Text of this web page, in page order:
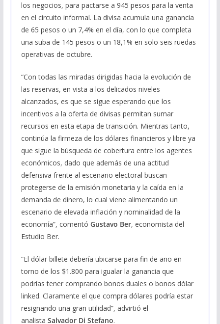
los negocios, para pactarse a 945 pesos para la venta
en el circuito informal. La divisa acumula una ganancia
de 65 pesos o un 7,4% en el día, con lo que completa
una suba de 145 pesos o un 18,1% en solo seis ruedas
operativas de octubre.
“Con todas las miradas dirigidas hacia la evolución de
las reservas, en vista a los delicados niveles
alcanzados, es que se sigue esperando que los
incentivos a la oferta de divisas permitan sumar
recursos en esta etapa de transición. Mientras tanto,
continúa la firmeza de los dólares financieros y libre ya
que sigue la búsqueda de cobertura entre los agentes
económicos, dado que además de una actitud
defensiva frente al escenario electoral buscan
protegerse de la emisión monetaria y la caída en la
demanda de dinero, lo cual viene alimentando un
escenario de elevada inflación y nominalidad de la
economía”, comentó Gustavo Ber, economista del
Estudio Ber.
“El dólar billete debería ubicarse para fin de año en
torno de los $1.800 para igualar la ganancia que
podrías tener comprando bonos duales o bonos dólar
linked. Claramente el que compra dólares podría estar
resignando una gran utilidad”, advirtió el
analista Salvador Di Stefano.